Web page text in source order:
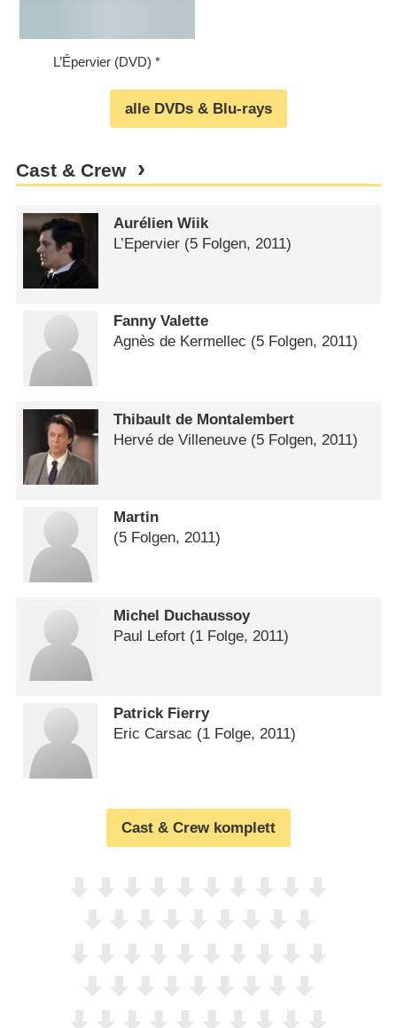
L’Épervier (DVD)
alle DVDs & Blu-rays
Cast & Crew
Aurélien Wiik
L’Epervier (5 Folgen, 2011)
Fanny Valette
Agnès de Kermellec (5 Folgen, 2011)
Thibault de Montalembert
Hervé de Villeneuve (5 Folgen, 2011)
Martin
(5 Folgen, 2011)
Michel Duchaussoy
Paul Lefort (1 Folge, 2011)
Patrick Fierry
Eric Carsac (1 Folge, 2011)
Cast & Crew komplett